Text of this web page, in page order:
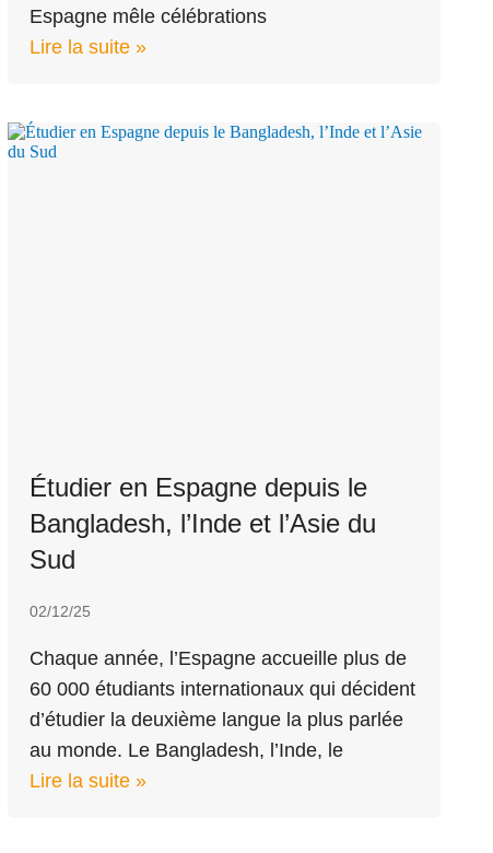
Espagne mêle célébrations
Lire la suite »
Étudier en Espagne depuis le
Bangladesh, l’Inde et l’Asie du
Sud
02/12/25
Chaque année, l’Espagne accueille plus de
60 000 étudiants internationaux qui décident
d’étudier la deuxième langue la plus parlée
au monde. Le Bangladesh, l’Inde, le
Lire la suite »